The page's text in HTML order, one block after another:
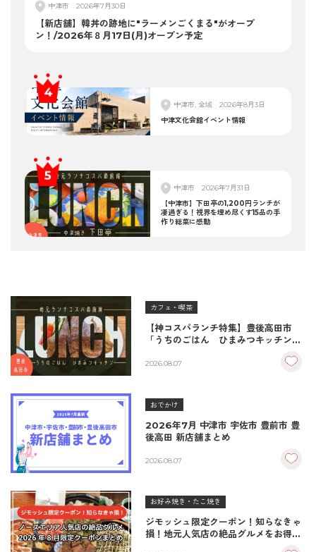
中津市 2026年7月30日
【新店舗】韓丼の跡地に"ラーメンごくまる"がオープ
ン！/2026年８月17日(月)オープン予定
中津市, 全域
2026年8月3日
中津文化会館イベント情報
中津市
2026年7月31日
【中津市】下田亭の1,200円ランチが
凄過ぎる！視界を埋め尽くす15品の手
作り総菜に感動
カフェ・喫茶
【神コスパランチ特集】豊後高田市
「うちのごはん ひまみつキッチン」
＆生姜焼き！
2026.08.07
おでかけ
2026年7月 中津市 宇佐市 豊前市 豊
後高田 新店舗まとめ
2026.08.07
お好み焼き・たこ焼き
ジモッシュ限定クーポン！知らなきゃ
損！地元人気店の絶品グルメをお得に